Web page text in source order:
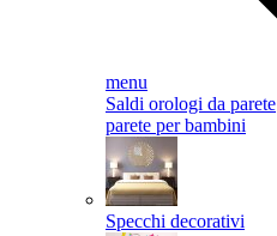
menu
Saldi orologi da parete
parete per bambini
Specchi decorativi